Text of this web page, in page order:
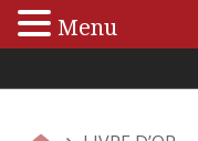
Menu